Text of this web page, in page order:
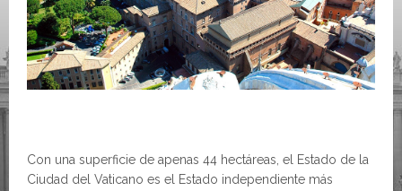
Con una superficie de apenas 44 hectáreas, el Estado de la
Ciudad del Vaticano es el Estado independiente más